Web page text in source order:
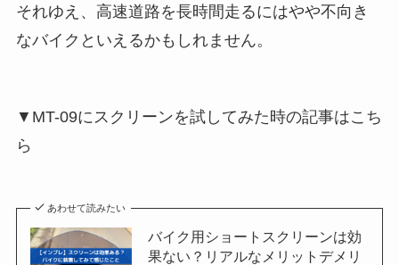
それゆえ、高速道路を長時間走るにはやや不向き
なバイクといえるかもしれません。
▼MT-09にスクリーンを試してみた時の記事はこち
ら
あわせて読みたい
バイク用ショートスクリーンは効
果ない？リアルなメリットデメリ